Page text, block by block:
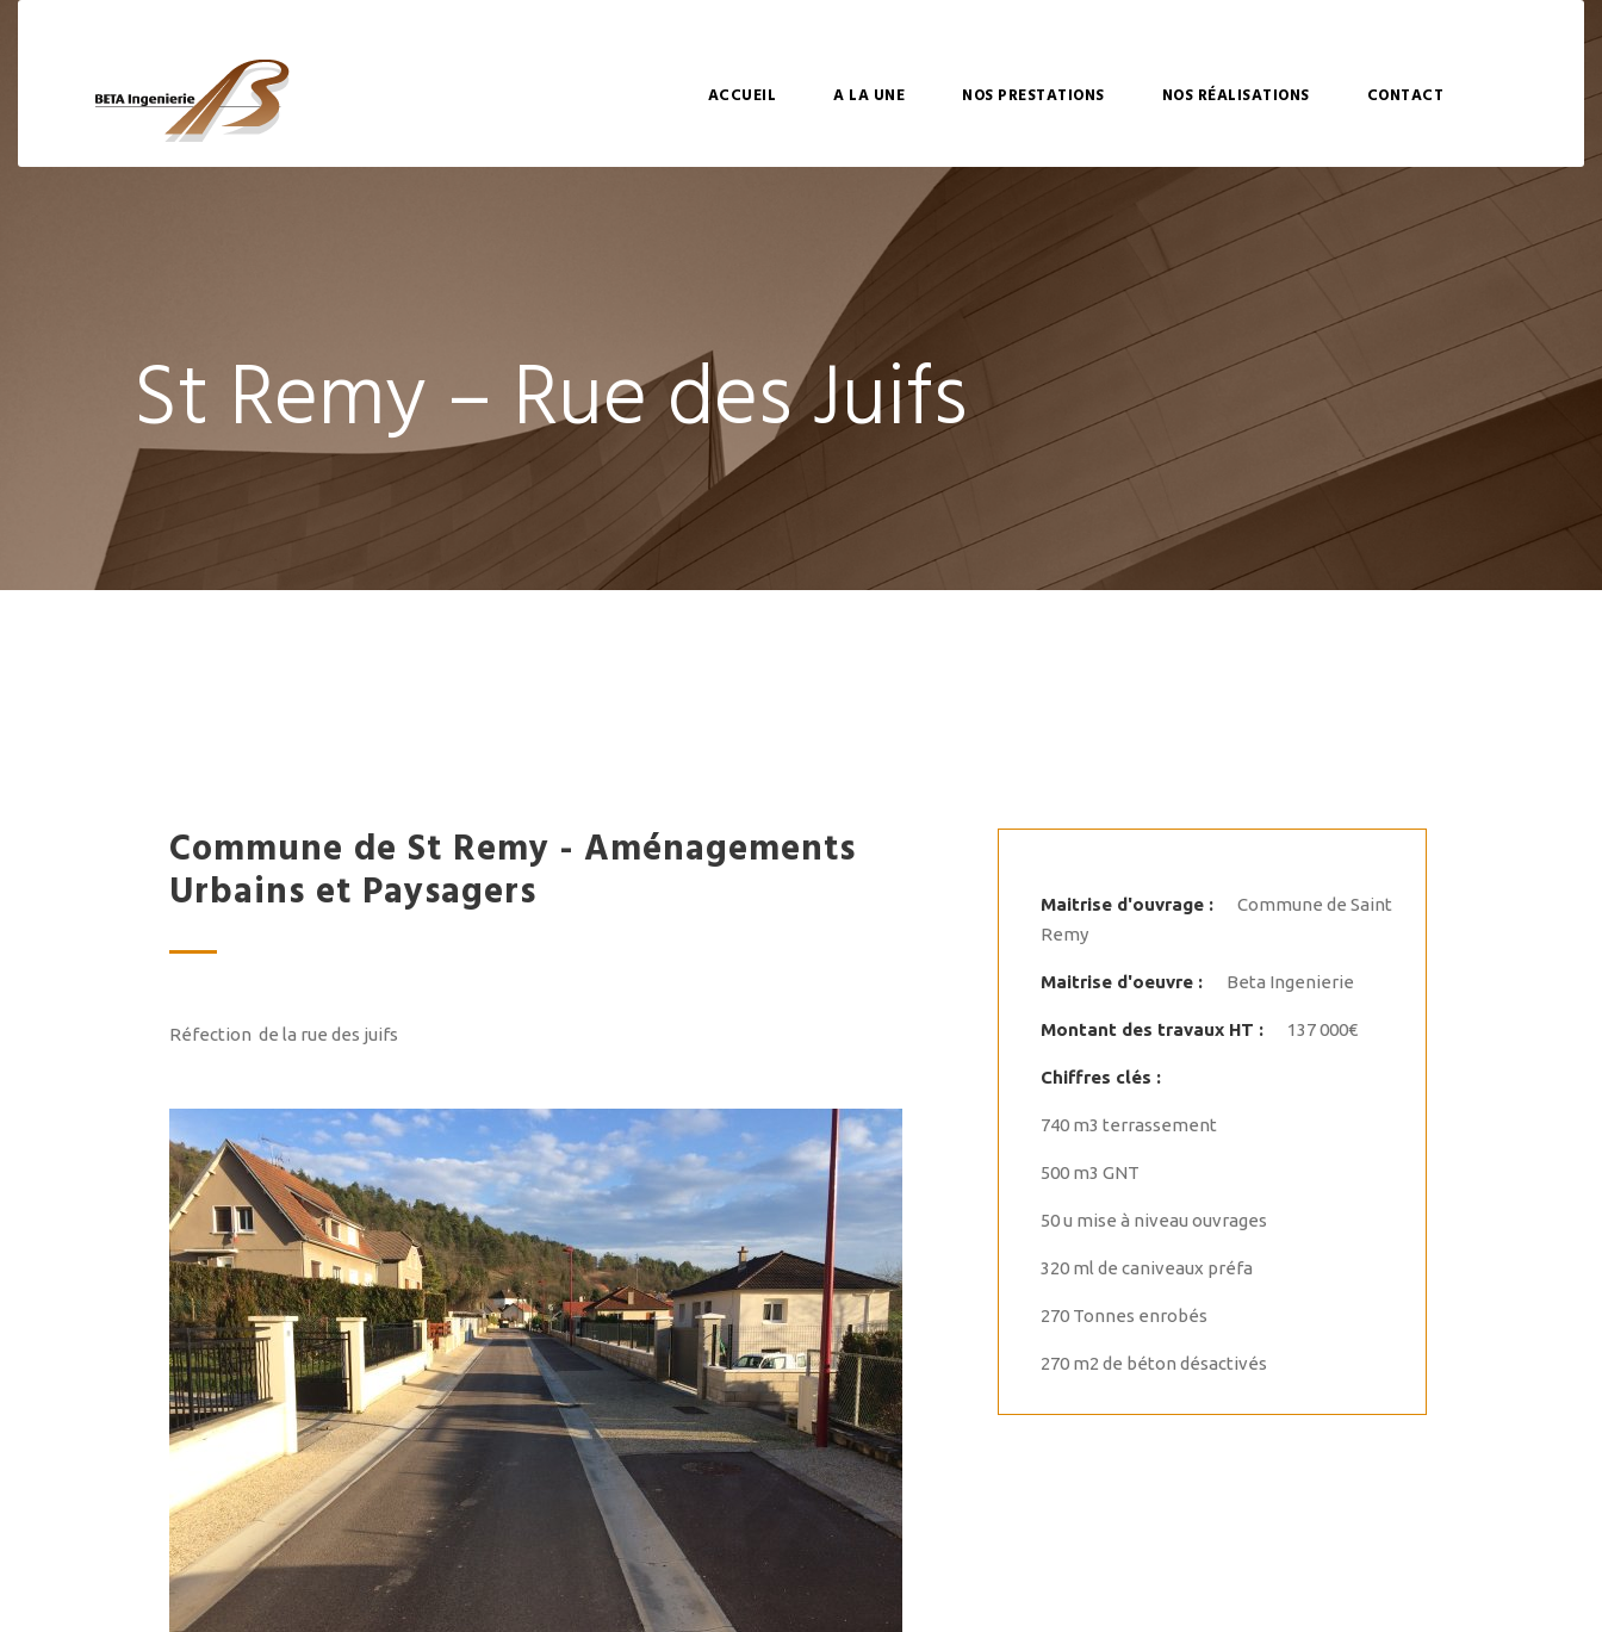
ACCUEIL A LA UNE NOS PRESTATIONS NOS RÉALISATIONS CONTACT
St Remy – Rue des Juifs
Commune de St Remy - Aménagements
Urbains et Paysagers
Réfection de la rue des juifs
Maitrise d'ouvrage :
Commune de Saint
Remy
Maitrise d'oeuvre : Beta Ingenierie
Montant des travaux HT : 137 000€
Chiffres clés :
740 m3 terrassement
500 m3 GNT
50 u mise à niveau ouvrages
320 ml de caniveaux préfa
270 Tonnes enrobés
270 m2 de béton désactivés